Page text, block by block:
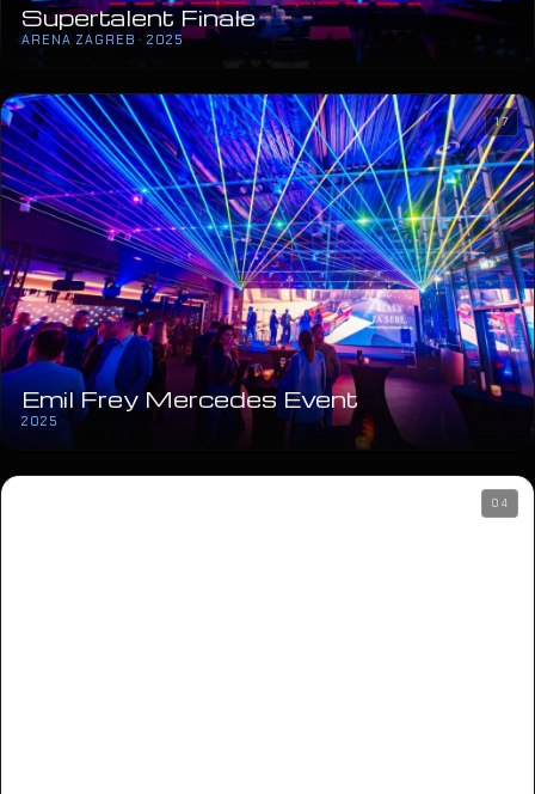
Supertalent Finale
ARENA ZAGREB · 2025
Emil Frey Mercedes Event
2025
17
04